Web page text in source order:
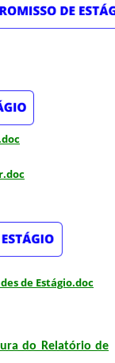
de Estágio.doc
do Relatório de